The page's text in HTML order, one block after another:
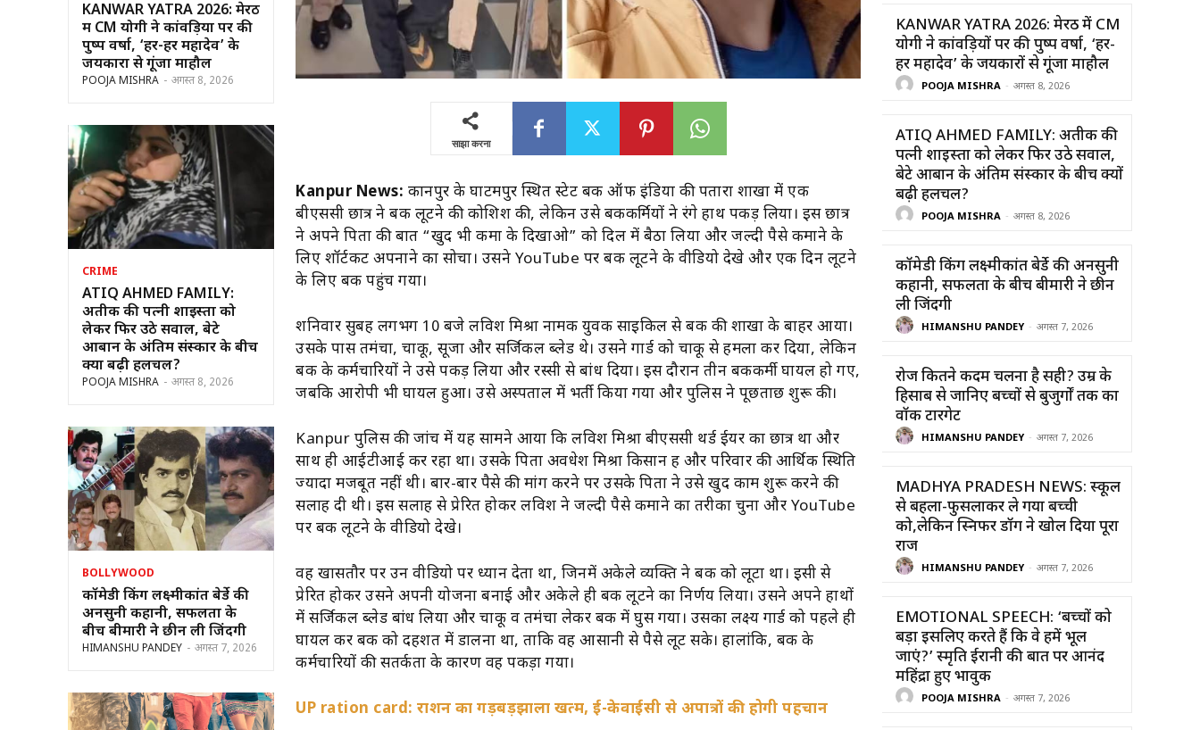
KANWAR YATRA 2026: मेरठ
में CM योगी ने कांवड़ियों पर की
पुष्प वर्षा, ‘हर-हर महादेव’ के
जयकारों से गूंजा माहौल
POOJA MISHRA - अगस्त 8, 2026
CRIME
ATIQ AHMED FAMILY:
अतीक की पत्नी शाइस्ता को
लेकर फिर उठे सवाल, बेटे
आबान के अंतिम संस्कार के बीच
क्यों बढ़ी हलचल?
POOJA MISHRA - अगस्त 8, 2026
BOLLYWOOD
कॉमेडी किंग लक्ष्मीकांत बेर्डे की
अनसुनी कहानी, सफलता के
बीच बीमारी ने छीन ली जिंदगी
HIMANSHU PANDEY - अगस्त 7, 2026
साझा करना
Kanpur News: कानपुर के घाटमपुर स्थित स्टेट बैंक ऑफ इंडिया की पतारा शाखा में एक
बीएससी छात्र ने बैंक लूटने की कोशिश की, लेकिन उसे बैंककर्मियों ने रंगे हाथ पकड़ लिया। इस छात्र
ने अपने पिता की बात “खुद भी कमा के दिखाओ” को दिल में बैठा लिया और जल्दी पैसे कमाने के
लिए शॉर्टकट अपनाने का सोचा। उसने YouTube पर बैंक लूटने के वीडियो देखे और एक दिन लूटने
के लिए बैंक पहुंच गया।
शनिवार सुबह लगभग 10 बजे लविश मिश्रा नामक युवक साइकिल से बैंक की शाखा के बाहर आया।
उसके पास तमंचा, चाकू, सूजा और सर्जिकल ब्लेड थे। उसने गार्ड को चाकू से हमला कर दिया, लेकिन
बैंक के कर्मचारियों ने उसे पकड़ लिया और रस्सी से बांध दिया। इस दौरान तीन बैंककर्मी घायल हो गए,
जबकि आरोपी भी घायल हुआ। उसे अस्पताल में भर्ती किया गया और पुलिस ने पूछताछ शुरू की।
Kanpur पुलिस की जांच में यह सामने आया कि लविश मिश्रा बीएससी थर्ड ईयर का छात्र था और
साथ ही आईटीआई कर रहा था। उसके पिता अवधेश मिश्रा किसान हैं और परिवार की आर्थिक स्थिति
ज्यादा मजबूत नहीं थी। बार-बार पैसे की मांग करने पर उसके पिता ने उसे खुद काम शुरू करने की
सलाह दी थी। इस सलाह से प्रेरित होकर लविश ने जल्दी पैसे कमाने का तरीका चुना और YouTube
पर बैंक लूटने के वीडियो देखे।
वह खासतौर पर उन वीडियो पर ध्यान देता था, जिनमें अकेले व्यक्ति ने बैंक को लूटा था। इसी से
प्रेरित होकर उसने अपनी योजना बनाई और अकेले ही बैंक लूटने का निर्णय लिया। उसने अपने हाथों
में सर्जिकल ब्लेड बांध लिया और चाकू व तमंचा लेकर बैंक में घुस गया। उसका लक्ष्य गार्ड को पहले ही
घायल कर बैंक को दहशत में डालना था, ताकि वह आसानी से पैसे लूट सके। हालांकि, बैंक के
कर्मचारियों की सतर्कता के कारण वह पकड़ा गया।
UP ration card: राशन का गड़बड़झाला खत्म, ई-केवाईसी से अपात्रों की होगी पहचान
KANWAR YATRA 2026: मेरठ में CM
योगी ने कांवड़ियों पर की पुष्प वर्षा, ‘हर-
हर महादेव’ के जयकारों से गूंजा माहौल
POOJA MISHRA - अगस्त 8, 2026
ATIQ AHMED FAMILY: अतीक की
पत्नी शाइस्ता को लेकर फिर उठे सवाल,
बेटे आबान के अंतिम संस्कार के बीच क्यों
बढ़ी हलचल?
POOJA MISHRA - अगस्त 8, 2026
कॉमेडी किंग लक्ष्मीकांत बेर्डे की अनसुनी
कहानी, सफलता के बीच बीमारी ने छीन
ली जिंदगी
HIMANSHU PANDEY - अगस्त 7, 2026
रोज कितने कदम चलना है सही? उम्र के
हिसाब से जानिए बच्चों से बुजुर्गों तक का
वॉक टारगेट
HIMANSHU PANDEY - अगस्त 7, 2026
MADHYA PRADESH NEWS: स्कूल
से बहला-फुसलाकर ले गया बच्ची
को,लेकिन स्निफर डॉग ने खोल दिया पूरा
राज
HIMANSHU PANDEY - अगस्त 7, 2026
EMOTIONAL SPEECH: ‘बच्चों को
बड़ा इसलिए करते हैं कि वे हमें भूल
जाएं?’ स्मृति ईरानी की बात पर आनंद
महिंद्रा हुए भावुक
POOJA MISHRA - अगस्त 7, 2026